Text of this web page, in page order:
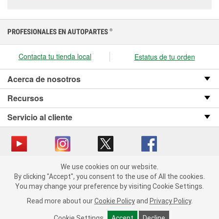
We use cookies on our website. By clicking "Accept", you consent
to the use of All the cookies.
You may change your preference by visiting Cookie Settings.
Read more about our Cookie Policy and Privacy Policy.
PROFESIONALES EN AUTOPARTES ®
Contacta tu tienda local Estatus de tu orden
Acerca de nosotros
Recursos
Servicio al cliente
Copyright © 2008-2026 O’Reilly Auto Parts v OST_3.2.0.0.729 (3) cv1361
catalog_main
Política de privacidad
Ley de transparencia en las cadenas de suministro
de California
We use cookies on our website.
By clicking "Accept", you consent to the use of All the cookies.
You may change your preference by visiting Cookie Settings.
Read more about our Cookie Policy and Privacy Policy.